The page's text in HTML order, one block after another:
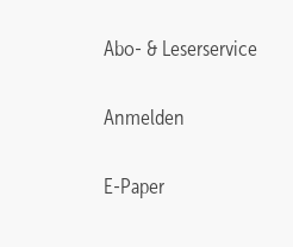
Abo- & Leserservice
Anmelden
E-Paper